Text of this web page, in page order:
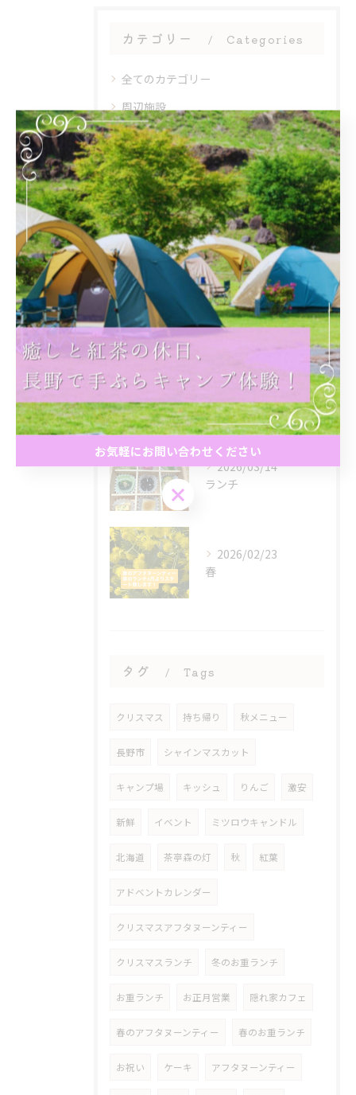
カテゴリー Categories
全てのカテゴリー
周辺施設
アフタヌーンティー
団体
大人数
初心者
最近の投稿
Recent
Posts
2026/05/16
春のアフタヌーンティー
2026/03/14
ランチ
2026/02/23
春
タグ Tags
クリスマス 持ち帰り 秋メニュー
長野市 シャインマスカット
キャンプ場 キッシュ りんご 激安
新鮮 イベント ミツロウキャンドル
北海道 茶亭森の灯 秋 紅葉
アドベントカレンダー
クリスマスアフタヌーンティー
クリスマスランチ 冬のお重ランチ
お重ランチ お正月営業 隠れ家カフェ
春のアフタヌーンティー 春のお重ランチ
お祝い ケーキ アフタヌーンティー
お気軽にお問い合わせください
お気軽にお問い合わせください